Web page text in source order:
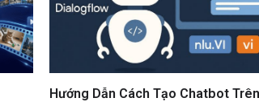
Hướng Dẫn Cách Tạo Chatbot Trên